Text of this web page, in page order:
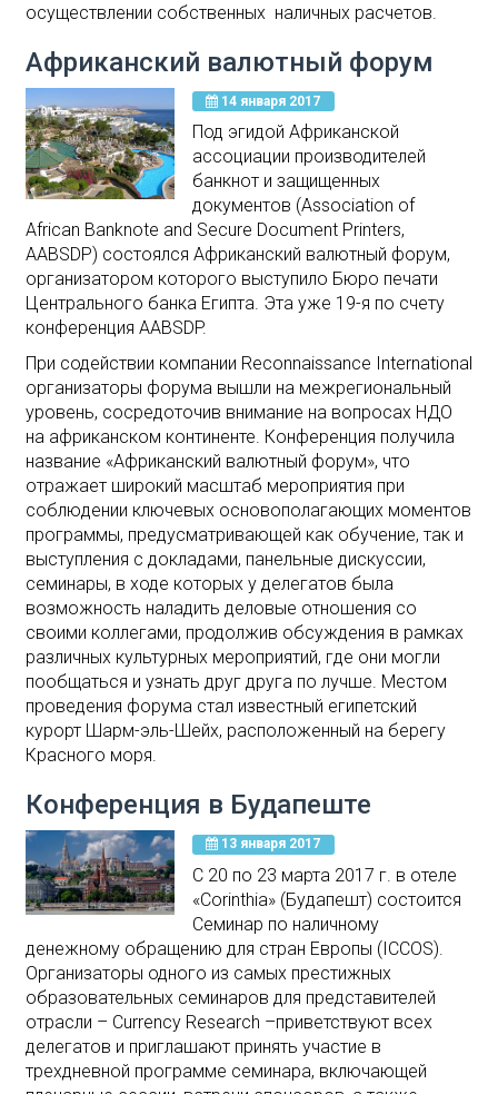
осуществлении собственных наличных расчетов.
Африканский валютный форум
14 января 2017
Под эгидой Африканской
ассоциации производителей
банкнот и защищенных
документов (Association of
African Banknote and Secure Document Printers,
AABSDP) состоялся Африканский валютный форум,
организатором которого выступило Бюро печати
Центрального банка Египта. Эта уже 19-я по счету
конференция AABSDP.
При содействии компании Reconnaissance International
организаторы форума вышли на межрегиональный
уровень, сосредоточив внимание на вопросах НДО
на африканском континенте. Конференция получила
название «Африканский валютный форум», что
отражает широкий масштаб мероприятия при
соблюдении ключевых основополагающих моментов
программы, предусматривающей как обучение, так и
выступления с докладами, панельные дискуссии,
семинары, в ходе которых у делегатов была
возможность наладить деловые отношения со
своими коллегами, продолжив обсуждения в рамках
различных культурных мероприятий, где они могли
пообщаться и узнать друг друга по лучше. Местом
проведения форума стал известный египетский
курорт Шарм-эль-Шейх, расположенный на берегу
Красного моря.
Конференция в Будапеште
13 января 2017
С 20 по 23 марта 2017 г. в отеле
«Corinthia» (Будапешт) состоится
Семинар по наличному
денежному обращению для стран Европы (ICCOS).
Организаторы одного из самых престижных
образовательных семинаров для представителей
отрасли – Currency Research –приветствуют всех
делегатов и приглашают принять участие в
трехдневной программе семинара, включающей